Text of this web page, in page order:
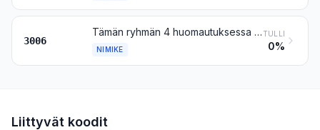
3006
Tämän ryhmän 4 huomautuksessa tarkoitetut farmaseuttiset valmisteet
NIMIKE
TULLI
0%
Liittyvät koodit